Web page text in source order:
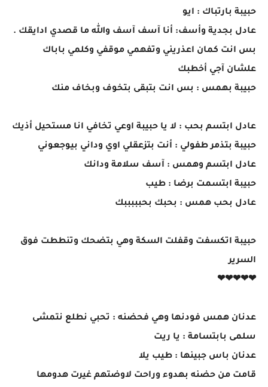
حبيبة بارتباك : ايو
عادل بجدية وأسف: أنا آسف آسف والله ما قصدي ادايقك .
بس انت كمان اعذريني وتفهمي موقفي وكلمي باباك
علشان آجي أخطبك
حبيبة بهمس : بس انت بتبقى بتخوف وبخاف منك
عادل ابتسم بحب : لا يا حبيبة اوعي تخافي انا مستحيل أذيك
حبيبة بتذمر طفولي : أنت بتزعقلي اوي وداني بيوجعوني
عادل ابتسم وهمس : آسف سلامة ودانك
حبيبة ابتسمت برضا : طيب
عادل بحب همس : بحبك بحبببببك
حبيبة اتكسفت وقفلت السكة وهي بتضحك وتنططت فوق
السرير
❤❤❤❤❤
عدنان همس فودنها وهي فحضنه : تحبي نطلع نتمشى
سلمى بابتسامة : يا ريت
عدنان باس جبينها : طيب يلا
قامت من حضنه بهدوء وراحت لاوضتهم غيرت هدومها